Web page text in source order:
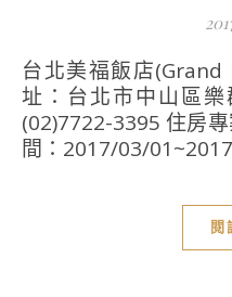
台北美福飯店(Grand Mayfull Hotel Taipei) 地
址：台北市中山區
(02)7722-3395 住房
間：2017/03/
閱